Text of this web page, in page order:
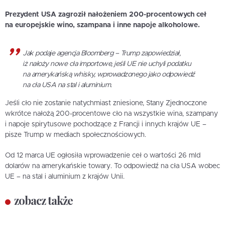
Prezydent USA zagroził nałożeniem 200-procentowych ceł
na europejskie wino, szampana i inne napoje alkoholowe.
Jak podaje agencja Bloomberg – Trump zapowiedział,
iż nałoży nowe cła importowe, jeśli UE nie uchyli podatku
na amerykańską whisky, wprowadzonego jako odpowiedź
na cła USA na stal i aluminium.
Jeśli cło nie zostanie natychmiast zniesione, Stany Zjednoczone
wkrótce nałożą 200-procentowe cło na wszystkie wina, szampany
i napoje spirytusowe pochodzące z Francji i innych krajów UE –
pisze Trump w mediach społecznościowych.
Od 12 marca UE ogłosiła wprowadzenie ceł o wartości 26 mld
dolarów na amerykańskie towary. To odpowiedź na cła USA wobec
UE – na stal i aluminium z krajów Unii.
zobacz także